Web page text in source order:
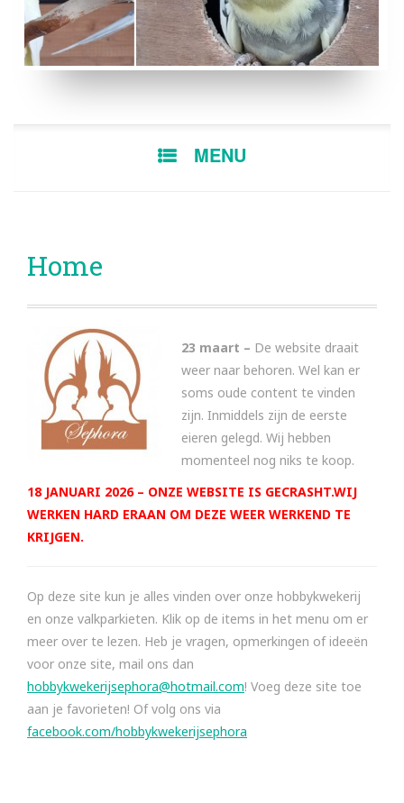
MENU
Home
23 maart – De website draait
weer naar behoren. Wel kan er
soms oude content te vinden
zijn. Inmiddels zijn de eerste
eieren gelegd. Wij hebben
momenteel nog niks te koop.
18 JANUARI 2026 – ONZE WEBSITE IS GECRASHT.WIJ
WERKEN HARD ERAAN OM DEZE WEER WERKEND TE
KRIJGEN.
Op deze site kun je alles vinden over onze hobbykwekerij
en onze valkparkieten. Klik op de items in het menu om er
meer over te lezen. Heb je vragen, opmerkingen of ideeën
voor onze site, mail ons dan
hobbykwekerijsephora@hotmail.com! Voeg deze site toe
aan je favorieten! Of volg ons via
facebook.com/hobbykwekerijsephora